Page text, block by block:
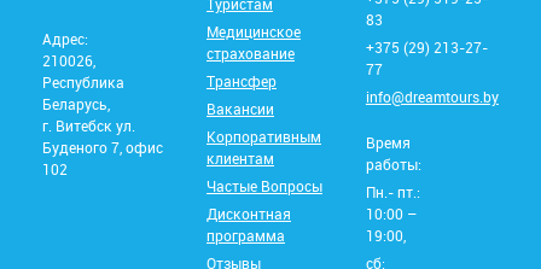
Адрес:
210026,
Республика
Беларусь,
г. Витебск ул.
Буденого 7, офис
102
Медицинское
страхование
Трансфер
Вакансии
Корпоративным
клиентам
Частые Вопросы
Дисконтная
программа
Отзывы
83
+375 (29) 213-27-
77
info@dreamtours.by
Время
работы:
Пн.- пт.:
10:00 –
19:00,
сб: